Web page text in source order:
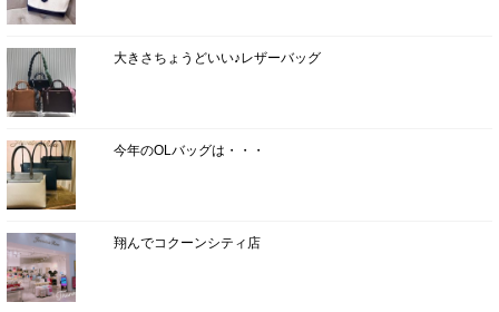
大きさちょうどいい♪レザーバッグ
今年のOLバッグは・・・
翔んでコクーンシティ店